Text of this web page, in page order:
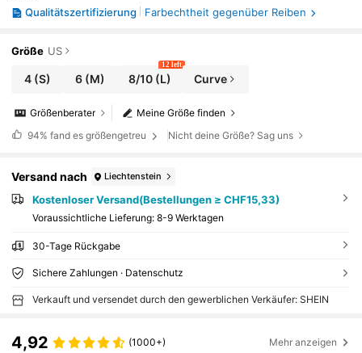
Qualitätszertifizierung Farbechtheit gegenüber Reiben
Größe US
4 (S) 6 (M) 8/10(L)
12 left
Curve
Meine Größe finden
Größenberater
94% fand es größengetreu Nicht deine Größe? Sag uns
Versand nach Liechtenstein
Kostenloser Versand(Bestellungen ≥ CHF15,33)
Voraussichtliche Lieferung: 8-9 Werktagen
30-Tage Rückgabe
Sichere Zahlungen · Datenschutz
Verkauft und versendet durch den gewerblichen Verkäufer: SHEIN
4,92 (1000+) Mehr anzeigen